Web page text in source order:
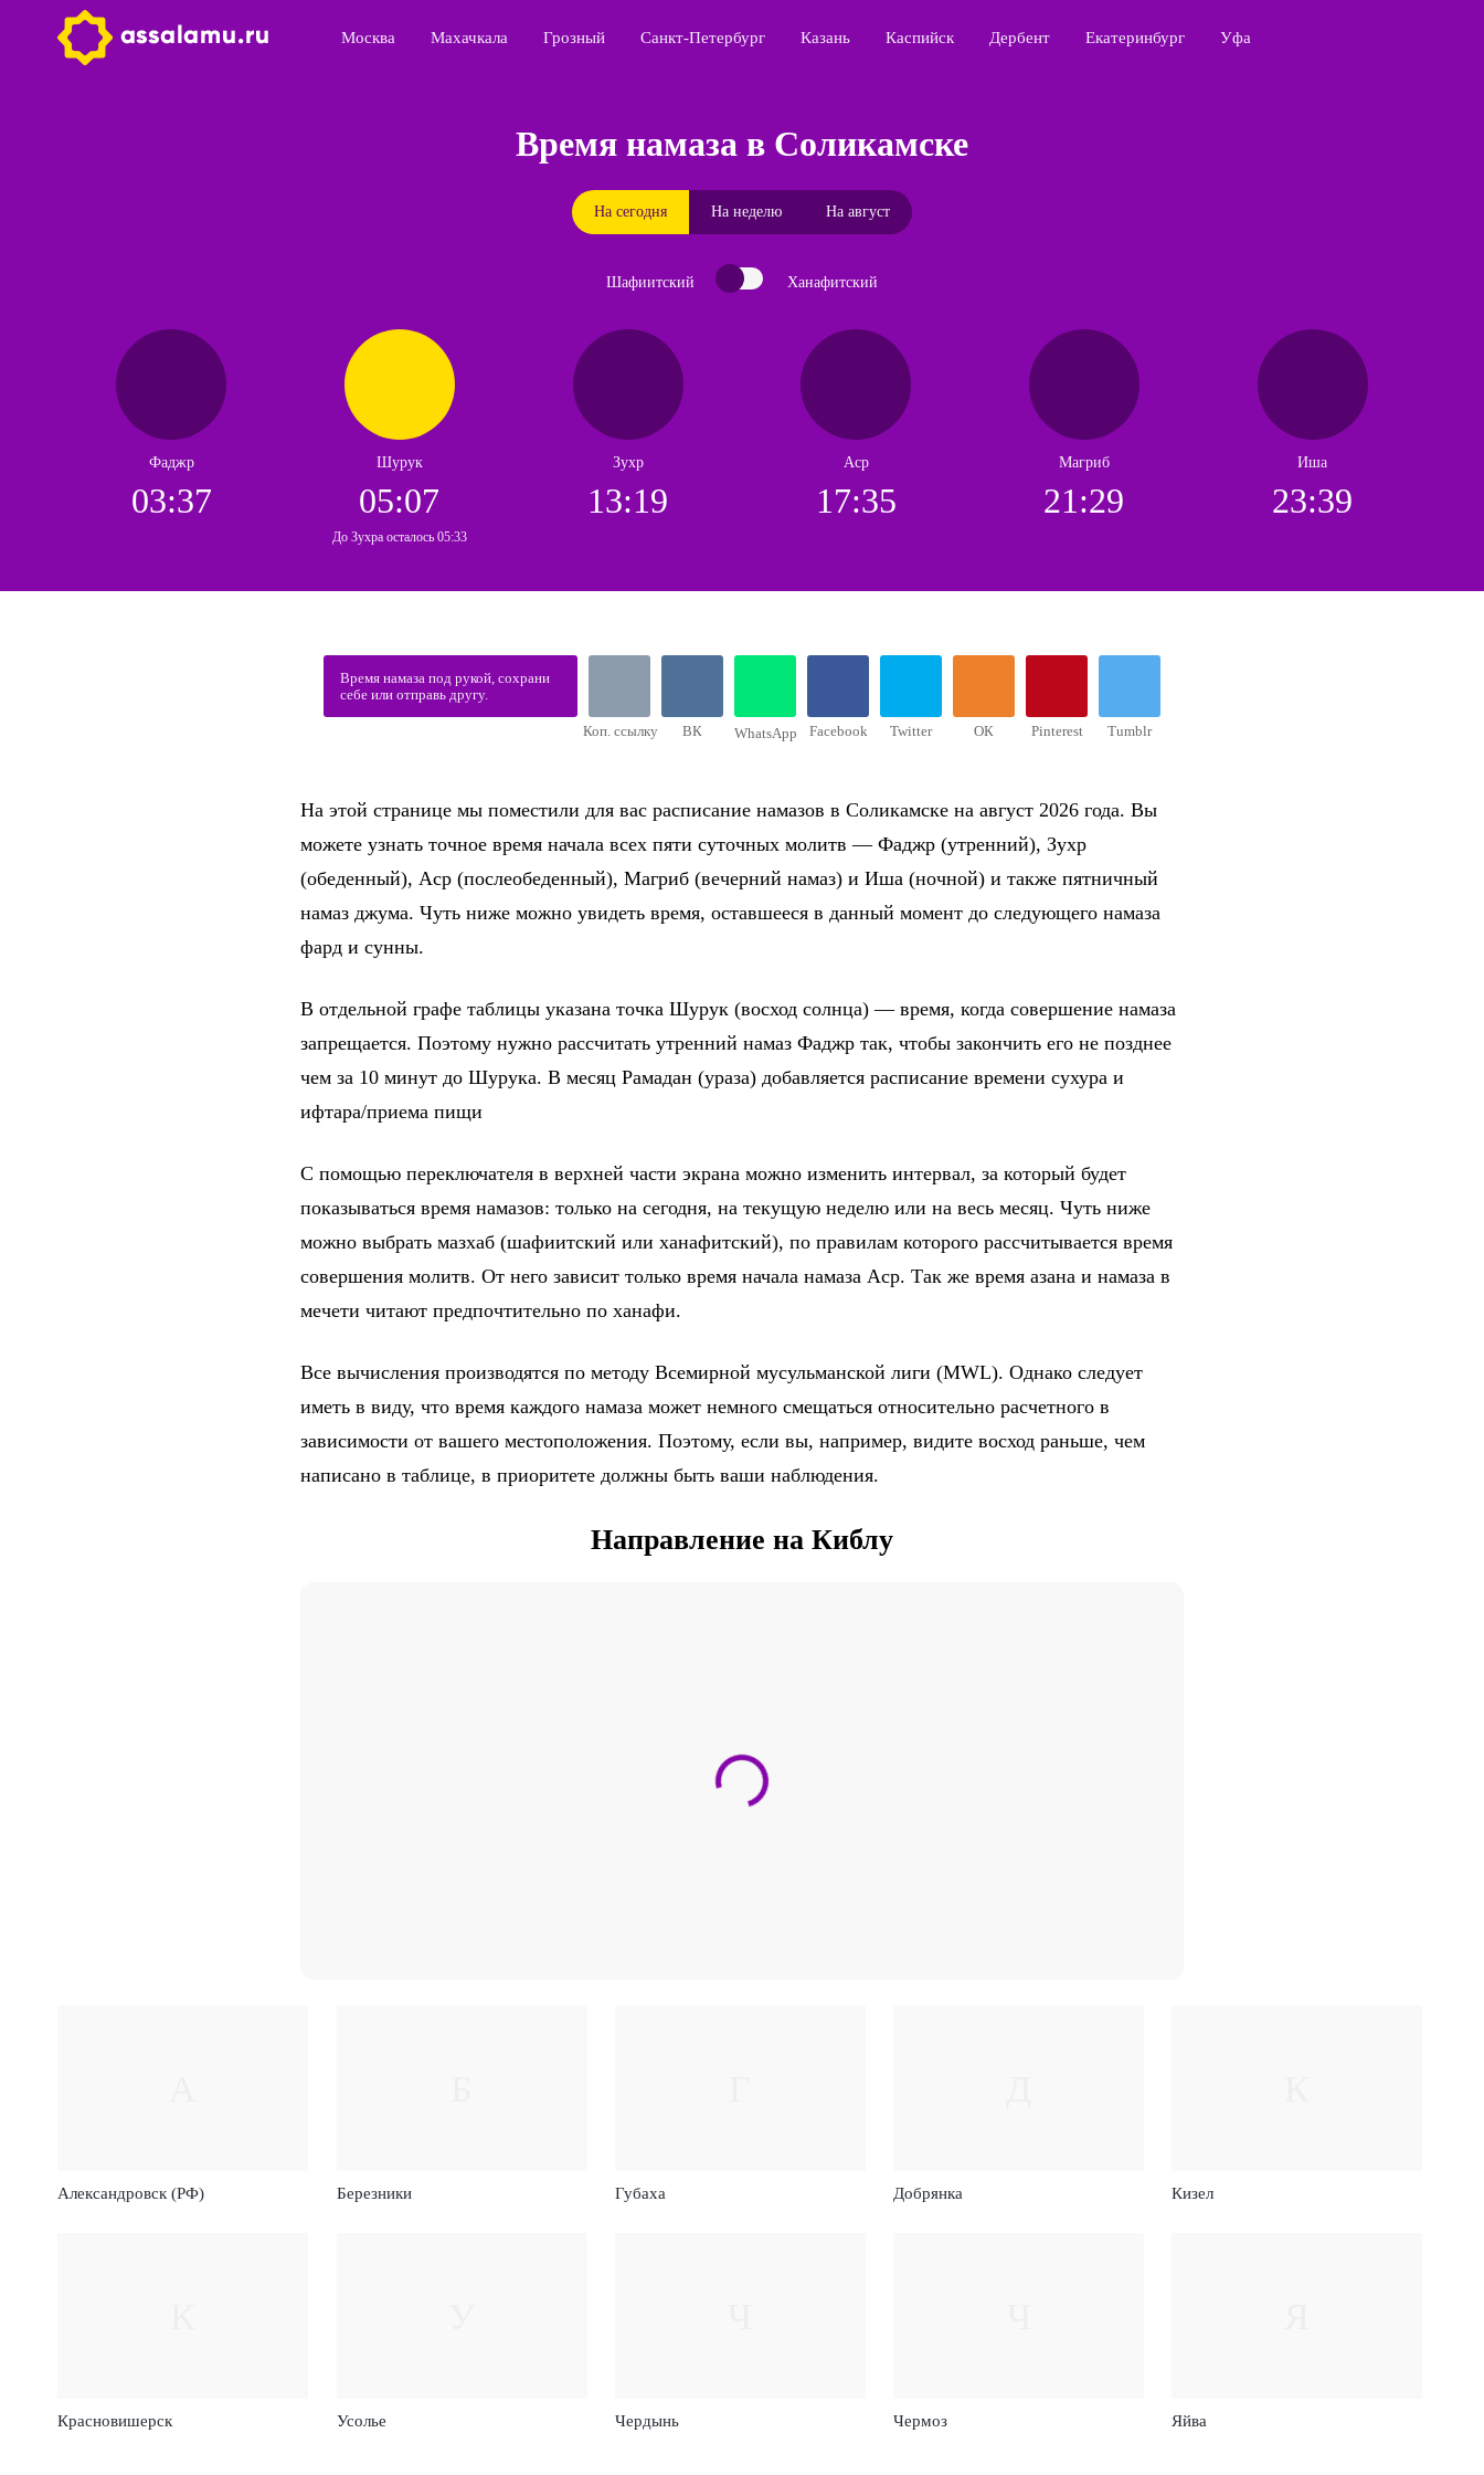
Москва Махачкала Грозный Санкт-Петербург Казань Каспийск Дербент Екатеринбург Уфа
Время намаза в Соликамске
На сегодня На неделю На август
Шафиитский Ханафитский
Фаджр
03:37
Шурук
05:07
До Зухра осталось 05:33
Зухр
13:19
Аср
17:35
Магриб
21:29
Иша
23:39
Время намаза под рукой, сохрани
себе или отправь другу.
Коп. ссылку ВК WhatsApp Facebook Twitter ОК Pinterest Tumblr
На этой странице мы поместили для вас расписание намазов в Соликамске на август 2026 года. Вы
можете узнать точное время начала всех пяти суточных молитв — Фаджр (утренний), Зухр
(обеденный), Аср (послеобеденный), Магриб (вечерний намаз) и Иша (ночной) и также пятничный
намаз джума. Чуть ниже можно увидеть время, оставшееся в данный момент до следующего намаза
фард и сунны.
В отдельной графе таблицы указана точка Шурук (восход солнца) — время, когда совершение намаза
запрещается. Поэтому нужно рассчитать утренний намаз Фаджр так, чтобы закончить его не позднее
чем за 10 минут до Шурука. В месяц Рамадан (ураза) добавляется расписание времени сухура и
ифтара/приема пищи
С помощью переключателя в верхней части экрана можно изменить интервал, за который будет
показываться время намазов: только на сегодня, на текущую неделю или на весь месяц. Чуть ниже
можно выбрать мазхаб (шафиитский или ханафитский), по правилам которого рассчитывается время
совершения молитв. От него зависит только время начала намаза Аср. Так же время азана и намаза в
мечети читают предпочтительно по ханафи.
Все вычисления производятся по методу Всемирной мусульманской лиги (MWL). Однако следует
иметь в виду, что время каждого намаза может немного смещаться относительно расчетного в
зависимости от вашего местоположения. Поэтому, если вы, например, видите восход раньше, чем
написано в таблице, в приоритете должны быть ваши наблюдения.
Направление на Киблу
Александровск (РФ) Березники Губаха Добрянка Кизел
Красновишерск Усолье Чердынь Чермоз Яйва